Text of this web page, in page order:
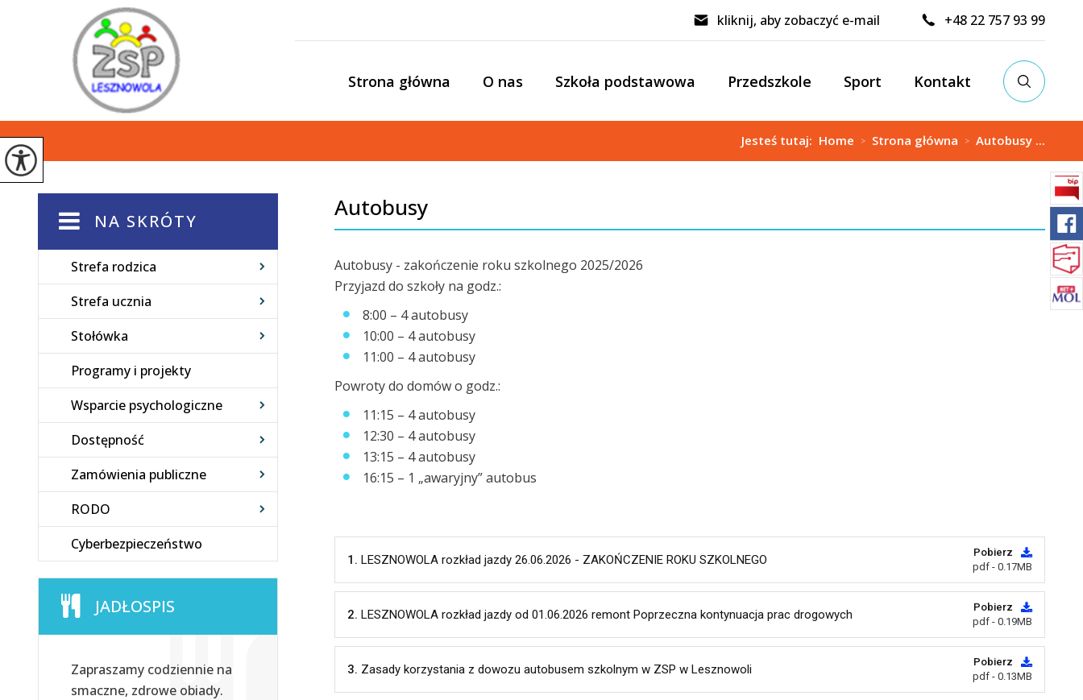
kliknij, aby zobaczyć e-mail +48 22 757 93 99
Strona główna O nas Szkoła podstawowa Przedszkole Sport Kontakt
Jesteś tutaj: Home > Strona główna > Autobusy ...
Autobusy
Autobusy - zakończenie roku szkolnego 2025/2026
Przyjazd do szkoły na godz.:
8:00 – 4 autobusy
10:00 – 4 autobusy
11:00 – 4 autobusy
Powroty do domów o godz.:
11:15 – 4 autobusy
12:30 – 4 autobusy
13:15 – 4 autobusy
16:15 – 1 „awaryjny” autobus
1. LESZNOWOLA rozkład jazdy 26.06.2026 - ZAKOŃCZENIE ROKU SZKOLNEGO
Pobierz
pdf - 0.17MB
2. LESZNOWOLA rozkład jazdy od 01.06.2026 remont Poprzeczna kontynuacja prac drogowych
Pobierz
pdf - 0.19MB
3. Zasady korzystania z dowozu autobusem szkolnym w ZSP w Lesznowoli
Pobierz
pdf - 0.13MB
NA SKRÓTY
Strefa rodzica
Strefa ucznia
Stołówka
Programy i projekty
Wsparcie psychologiczne
Dostępność
Zamówienia publiczne
RODO
Cyberbezpieczeństwo
JADŁOSPIS
Zapraszamy codziennie na
smaczne, zdrowe obiady.